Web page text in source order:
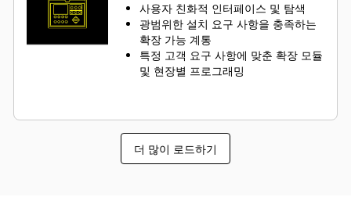
사용자 친화적 인터페이스 및 탐색
광범위한 설치 요구 사항을 충족하는
확장 가능 계통
특정 고객 요구 사항에 맞춘 확장 모듈
및 현장별 프로그래밍
더 많이 로드하기